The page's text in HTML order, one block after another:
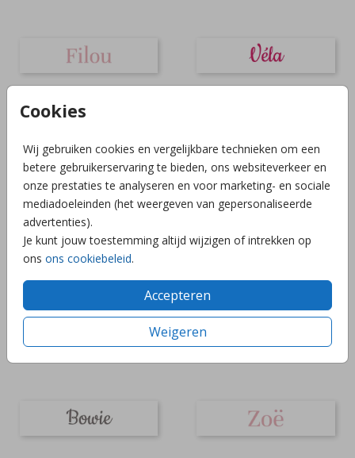
Cookies
Wij gebruiken cookies en vergelijkbare technieken om een
betere gebruikerservaring te bieden, ons websiteverkeer en
onze prestaties te analyseren en voor marketing- en sociale
mediadoeleinden (het weergeven van gepersonaliseerde
advertenties).
Je kunt jouw toestemming altijd wijzigen of intrekken op
ons ons cookiebeleid.
Accepteren
Weigeren